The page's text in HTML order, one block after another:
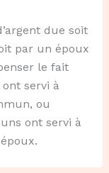
due soit
par un époux
le fait
servi à
ou
ont servi à